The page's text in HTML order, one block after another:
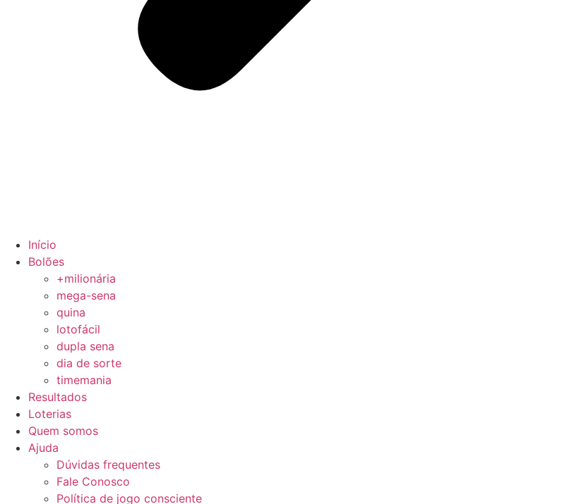
Início
Bolões
+milionária
mega-sena
quina
lotofácil
dupla sena
dia de sorte
timemania
Resultados
Loterias
Quem somos
Ajuda
Dúvidas frequentes
Fale Conosco
Política de jogo consciente